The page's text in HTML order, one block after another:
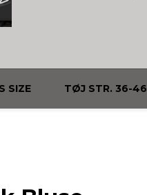
SIZE TØJ STR. 36-46